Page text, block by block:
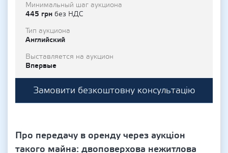
Минимальный шаг аукциона
445 грн без НДС
Тип аукциона
Английский
Выставляется на аукцион
Впервые
Замовити безкоштовну консультацію
Про передачу в оренду через аукціон
такого майна: двоповерхова нежитлова